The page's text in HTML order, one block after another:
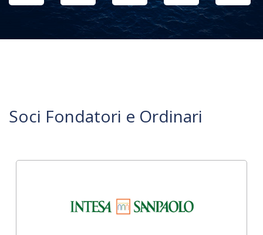
Soci Fondatori e Ordinari